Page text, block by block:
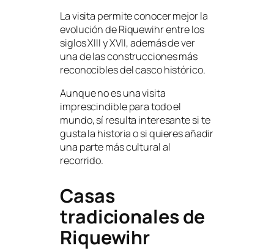
La visita permite conocer mejor la
evolución de Riquewihr entre los
siglos XIII y XVII, además de ver
una de las construcciones más
reconocibles del casco histórico.
Aunque no es una visita
imprescindible para todo el
mundo, sí resulta interesante si te
gusta la historia o si quieres añadir
una parte más cultural al
recorrido.
Casas
tradicionales de
Riquewihr